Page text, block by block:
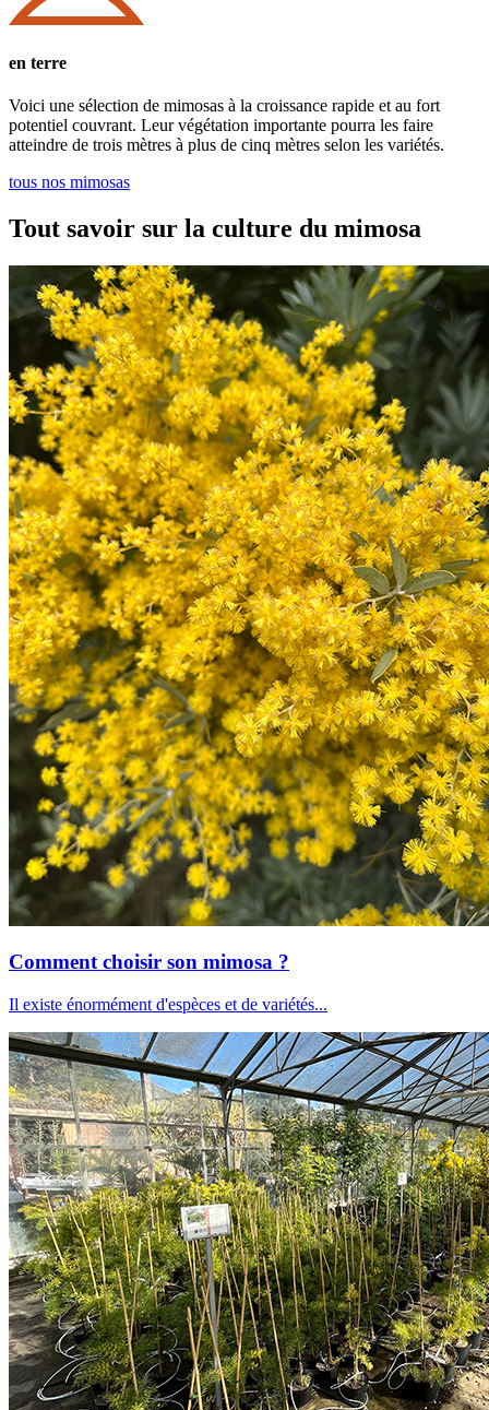
en terre
Voici une sélection de mimosas à la croissance rapide et au fort
potentiel couvrant. Leur végétation importante pourra les faire
atteindre de trois mètres à plus de cinq mètres selon les variétés.
tous nos mimosas
Tout savoir sur la culture du mimosa
Comment choisir son mimosa ?
Il existe énormément d'espèces et de variétés...